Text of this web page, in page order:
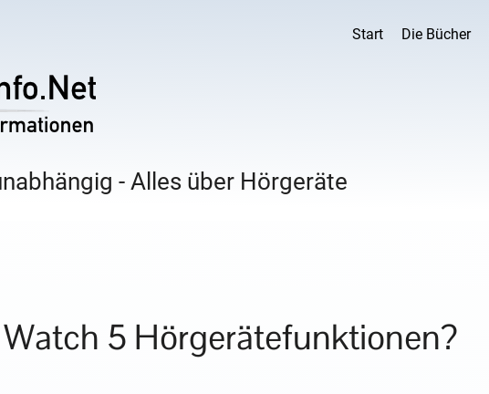
Start Die Bücher
- Alles über Hörgeräte
5 Hörgerätefunktionen?